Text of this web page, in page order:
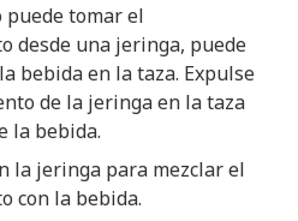
puede tomar el
desde una jeringa, puede
bebida en la taza. Expulse
de la jeringa en la taza
la bebida.
la jeringa para mezclar el
con la bebida.